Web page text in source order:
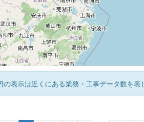
の表示は近くにある業務・工事データ数を表